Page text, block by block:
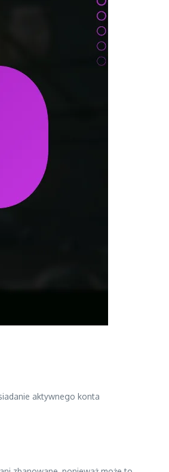
aktywnego konta